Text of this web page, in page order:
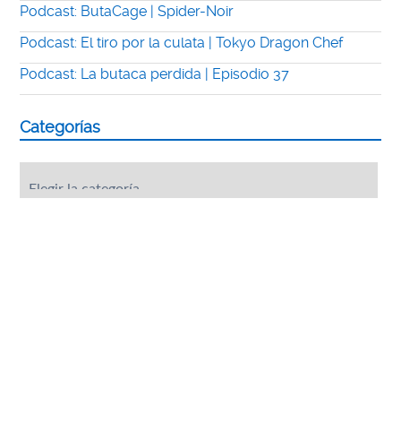
Podcast: ButaCage | Spider-Noir
Podcast: El tiro por la culata | Tokyo Dragon Chef
Podcast: La butaca perdida | Episodio 37
Categorías